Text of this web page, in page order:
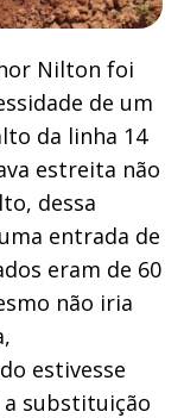
Nilton foi
de um
da linha 14
estreita não
dessa
entrada de
eram de 60
não iria
estivesse
substituição